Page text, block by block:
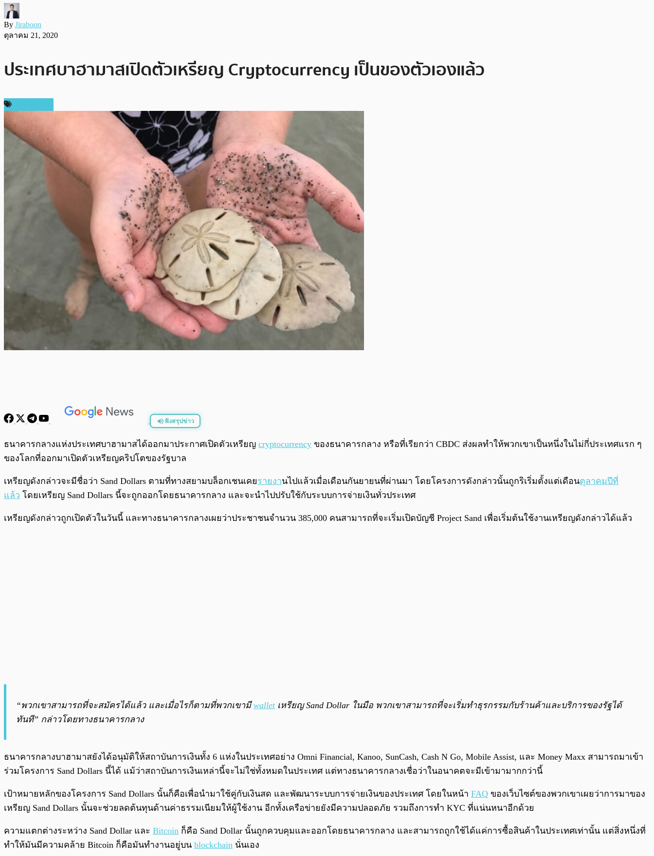
By Jiraboon
ตุลาคม 21, 2020
ประเทศบาฮามาสเปิดตัวเหรียญ Cryptocurrency เป็นของตัวเองแล้ว
ฟังสรุปข่าว
0:00
ธนาคารกลางแห่งประเทศบาฮามาสได้ออกมาประกาศเปิดตัวเหรียญ cryptocurrency ของธนาคารกลาง หรือที่เรียกว่า CBDC ส่งผลทำให้พวกเขาเป็นหนึ่งในไม่กี่ประเทศแรก ๆ
ของโลกที่ออกมาเปิดตัวเหรียญคริปโตของรัฐบาล
เหรียญดังกล่าวจะมีชื่อว่า Sand Dollars ตามที่ทางสยามบล็อกเชนเคยรายงานไปแล้วเมื่อเดือนกันยายนที่ผ่านมา โดยโครงการดังกล่าวนั้นถูกริเริ่มตั้งแต่เดือนตุลาคมปีที่
แล้ว โดยเหรียญ Sand Dollars นี้จะถูกออกโดยธนาคารกลาง และจะนำไปปรับใช้กับระบบการจ่ายเงินทั่วประเทศ
เหรียญดังกล่าวถูกเปิดตัวในวันนี้ และทางธนาคารกลางเผยว่าประชาชนจำนวน 385,000 คนสามารถที่จะเริ่มเปิดบัญชี Project Sand เพื่อเริ่มต้นใช้งานเหรียญดังกล่าวได้แล้ว
“พวกเขาสามารถที่จะสมัครได้แล้ว และเมื่อไรก็ตามที่พวกเขามีwalletเหรียญ Sand Dollar ในมือ พวกเขาสามารถที่จะเริ่มทำธุรกรรมกับร้านค้าและบริการของรัฐได้
ทันที” กล่าวโดยทางธนาคารกลาง
ธนาคารกลางบาฮามาสยังได้อนุมัติให้สถาบันการเงินทั้ง 6 แห่งในประเทศอย่าง Omni Financial, Kanoo, SunCash, Cash N Go, Mobile Assist, และ Money Maxx สามารถมาเข้า
ร่วมโครงการ Sand Dollars นี้ได้ แม้ว่าสถาบันการเงินเหล่านี้จะไม่ใช่ทั้งหมดในประเทศ แต่ทางธนาคารกลางเชื่อว่าในอนาคตจะมีเข้ามามากกว่านี้
เป้าหมายหลักของโครงการ Sand Dollars นั้นก็คือเพื่อนำมาใช้คู่กับเงินสด และพัฒนาระบบการจ่ายเงินของประเทศ โดยในหน้า FAQ ของเว็บไซต์ของพวกเขาเผยว่าการมาของ
เหรียญ Sand Dollars นั้นจะช่วยลดต้นทุนด้านค่าธรรมเนียมให้ผู้ใช้งาน อีกทั้งเครือข่ายยังมีความปลอดภัย รวมถึงการทำ KYC ที่แน่นหนาอีกด้วย
ความแตกต่างระหว่าง Sand Dollar และ Bitcoin ก็คือ Sand Dollar นั้นถูกควบคุมและออกโดยธนาคารกลาง และสามารถถูกใช้ได้แค่การซื้อสินค้าในประเทศเท่านั้น แต่สิ่งหนึ่งที่
ทำให้มันมีความคล้าย Bitcoin ก็คือมันทำงานอยู่บน blockchain นั่นเอง